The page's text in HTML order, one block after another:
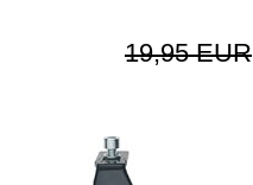
19,95 EUR